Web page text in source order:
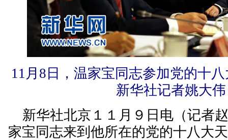
11月8日，温家宝同志参加党的十
新华社记者姚大
新华社北京１１月９日电（记者
家宝同志来到他所在的党的十八大